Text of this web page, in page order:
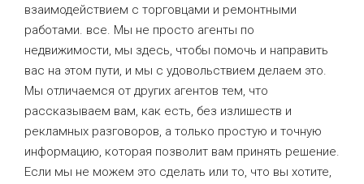
взаимодействием с торговцами и ремонтными
работами. все. Мы не просто агенты по
недвижимости, мы здесь, чтобы помочь и направить
вас на этом пути, и мы с удовольствием делаем это.
Мы отличаемся от других агентов тем, что
рассказываем вам, как есть, без излишеств и
рекламных разговоров, а только простую и точную
информацию, которая позволит вам принять решение.
Если мы не можем это сделать или то, что вы хотите,